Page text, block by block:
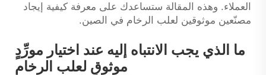
العملاء. وهذه المقالة ستساعدك على معرفة كيفية إيجاد
مصنّعين موثوقين لعلب الرخام في الصين.
ما الذي يجب الانتباه إليه عند اختيار مورِّدٍ
موثوقٍ لعلب الرخام